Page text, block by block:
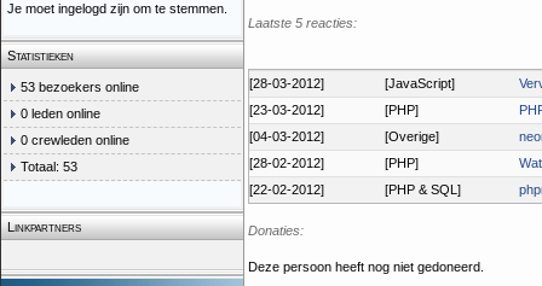
Je moet ingelogd zijn om te stemmen.
Statistieken
53 bezoekers online
0 leden online
0 crewleden online
Totaal: 53
Linkpartners
Laatste 5 reacties:
[28-03-2012] [JavaScript]
[23-03-2012]
[PHP]
[04-03-2012]
[Overige]
[28-02-2012]
[PHP]
[22-02-2012]
[PHP & SQL]
Donaties:
Deze persoon heeft nog niet gedoneerd.